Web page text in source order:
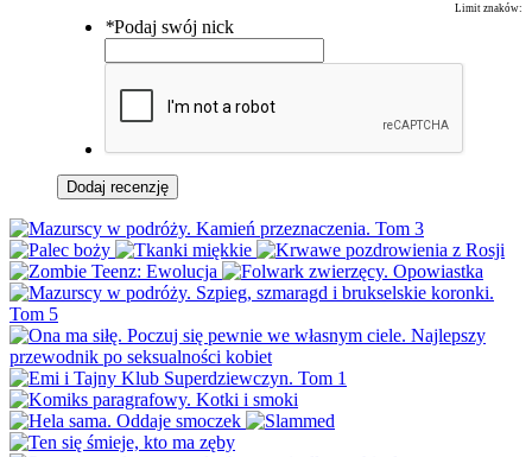
Limit znaków:
*Podaj swój nick
Dodaj recenzję